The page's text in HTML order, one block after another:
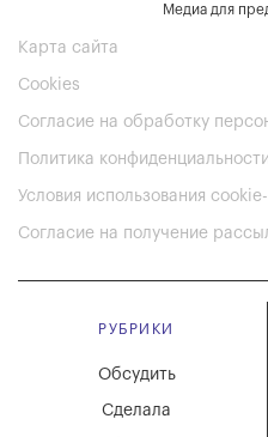
Медиа для
Карта сайта
Cookies
Согласие на обработку
Политика конфиденциальности
Условия использования
Согласие на получение
РУБРИКИ
Обсудить
Сделала